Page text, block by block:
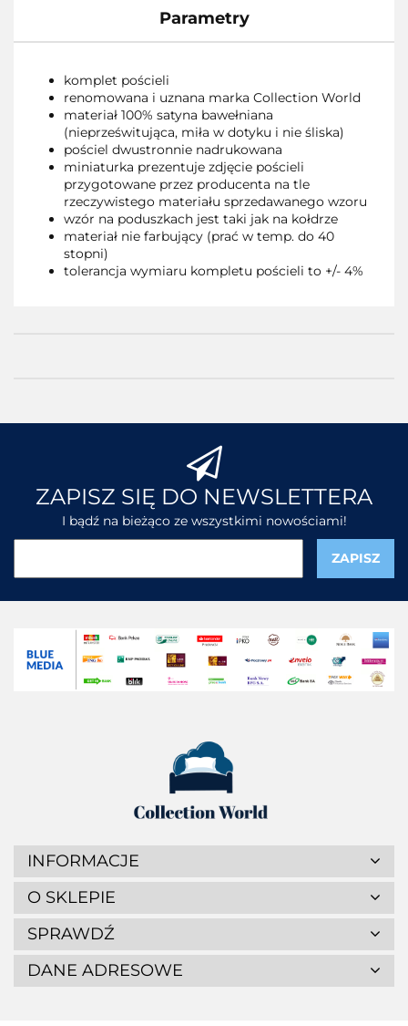
Parametry
komplet pościeli
renomowana i uznana marka Collection World
materiał 100% satyna bawełniana
(nieprześwitująca, miła w dotyku i nie śliska)
pościel dwustronnie nadrukowana
miniaturka prezentuje zdjęcie pościeli
przygotowane przez producenta na tle
rzeczywistego materiału sprzedawanego wzoru
wzór na poduszkach jest taki jak na kołdrze
materiał nie farbujący (prać w temp. do 40
stopni)
tolerancja wymiaru kompletu pościeli to +/- 4%
ZAPISZ SIĘ DO NEWSLETTERA
I bądź na bieżąco ze wszystkimi nowościami!
INFORMACJE
O SKLEPIE
SPRAWDŹ
DANE ADRESOWE